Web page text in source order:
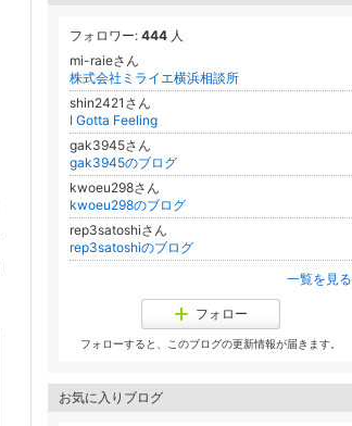
フォロワー: 444 人
mi-raieさん
株式会社ミライエ横浜相談所
shin2421さん
I Gotta Feeling
gak3945さん
gak3945のブログ
kwoeu298さん
kwoeu298のブログ
rep3satoshiさん
rep3satoshiのブログ
一覧を見る
フォロー
フォローすると、このブログの更新情報が届きます。
お気に入りブログ